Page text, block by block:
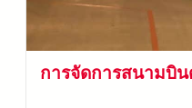
การจัดการสนามบิน